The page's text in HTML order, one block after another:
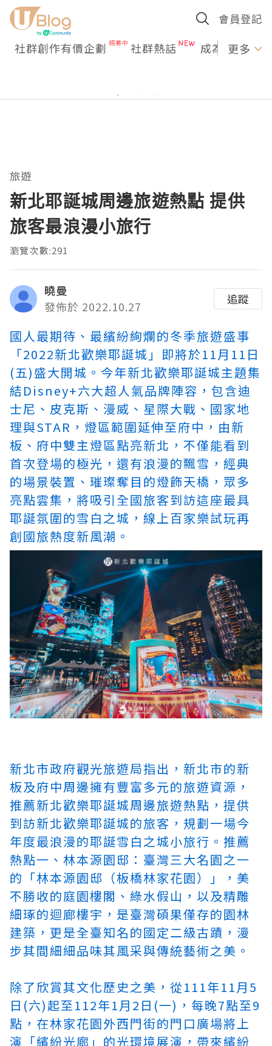
會員登記
社群創作有價企劃 社群熱話 成為U更多
旅遊
新北耶誕城周邊旅遊熱點 提供
旅客最浪漫小旅行
瀏覽次數:291
曉曼
發佈於 2022.10.27
追蹤
國人最期待、最繽紛絢爛的冬季旅遊盛事
「2022新北歡樂耶誕城」即將於11月11日
(五)盛大開城。今年新北歡樂耶誕城主題集
結Disney+六大超人氣品牌陣容，包含迪
士尼、皮克斯、漫威、星際大戰、國家地
理與STAR，燈區範圍延伸至府中，由新
板、府中雙主燈區點亮新北，不僅能看到
首次登場的極光，還有浪漫的飄雪，經典
的場景裝置、璀璨奪目的燈飾天橋，眾多
亮點雲集，將吸引全國旅客到訪這座最具
耶誕氛圍的雪白之城， 線上百家樂試玩再
創國旅熱度新風潮。
新北市政府觀光旅遊局指出，新北市的新
板及府中周邊擁有豐富多元的旅遊資源，
推薦新北歡樂耶誕城周邊旅遊熱點，提供
到訪新北歡樂耶誕城的旅客，規劃一場今
年度最浪漫的耶誕雪白之城小旅行。推薦
熱點一、林本源園邸：臺灣三大名園之一
的「林本源園邸（板橋林家花園）」，美
不勝收的庭園樓閣、綠水假山，以及精雕
細琢的迴廊樓宇，是臺灣碩果僅存的園林
建築，更是全臺知名的國定二級古蹟，漫
步其間細細品味其風采與傳統藝術之美。
除了欣賞其文化歷史之美，從111年11月5
日(六)起至112年1月2日(一)，每晚7點至9
點，在林家花園外西門街的門口廣場將上
演「繽紛光廊」的光環境展演，帶來繽紛